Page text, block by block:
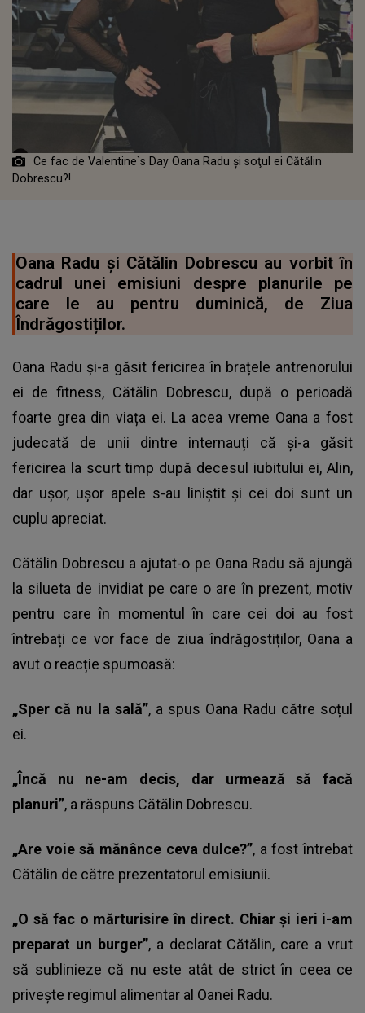
Ce fac de Valentine`s Day Oana Radu şi soţul ei Cătălin
Dobrescu?!
Oana Radu şi Cătălin Dobrescu au vorbit în
cadrul unei emisiuni despre planurile pe
care le au pentru duminică, de Ziua
Îndrăgostiților.
Oana Radu și-a găsit fericirea în brațele antrenorului
ei de fitness, Cătălin Dobrescu, după o perioadă
foarte grea din viața ei. La acea vreme Oana a fost
judecată de unii dintre internauți că și-a găsit
fericirea la scurt timp după decesul iubitului ei, Alin,
dar ușor, ușor apele s-au liniștit și cei doi sunt un
cuplu apreciat.
Cătălin Dobrescu a ajutat-o pe Oana Radu să ajungă
la silueta de invidiat pe care o are în prezent, motiv
pentru care în momentul în care cei doi au fost
întrebați ce vor face de ziua îndrăgostiților, Oana a
avut o reacție spumoasă:
„Sper că nu la sală”, a spus Oana Radu către soțul
ei.
„Încă nu ne-am decis, dar urmează să facă
planuri”, a răspuns Cătălin Dobrescu.
„Are voie să mănânce ceva dulce?”, a fost întrebat
Cătălin de către prezentatorul emisiunii.
„O să fac o mărturisire în direct. Chiar și ieri i-am
preparat un burger”, a declarat Cătălin, care a vrut
să sublinieze că nu este atât de strict în ceea ce
privește regimul alimentar al Oanei Radu.